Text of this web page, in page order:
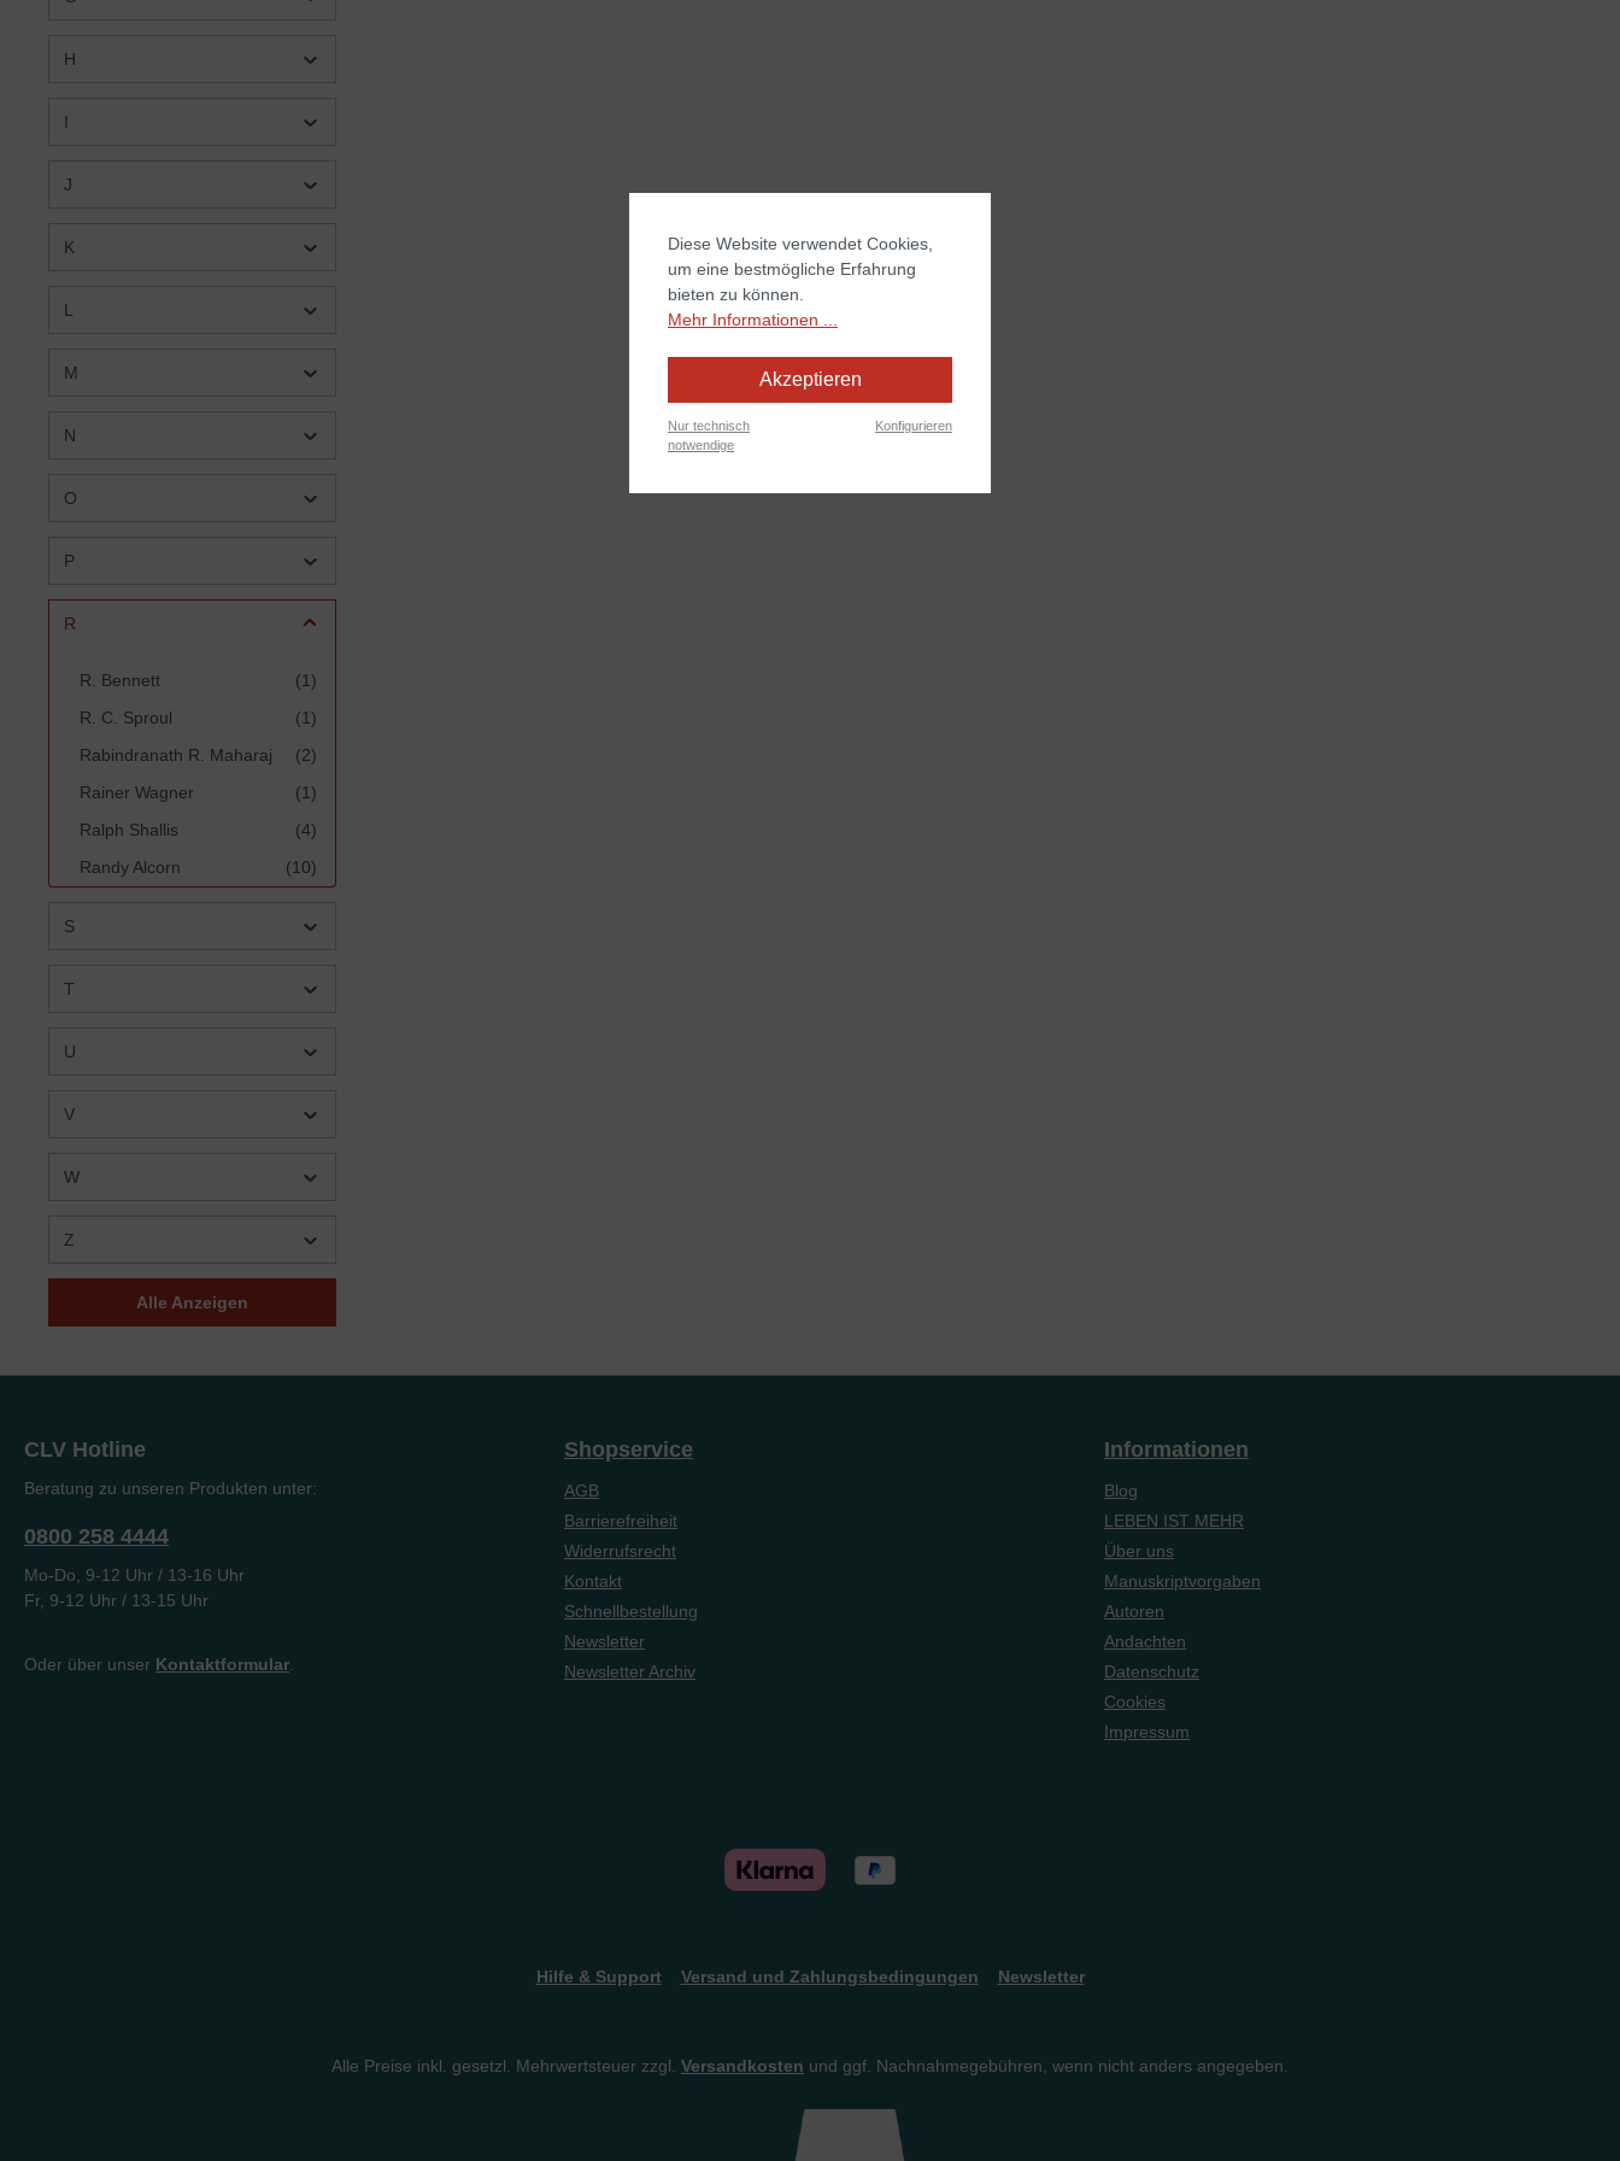
H
I
J
K
L
M
N
O
P
R
(1)
R. Bennett
(1)
R. C. Sproul
(2)
Rabindranath R. Maharaj
(1)
Rainer Wagner
(4)
Ralph Shallis
(10)
Randy Alcorn
Lynda Cohen
(3)
(15)
Roger Liebi
Roland Pasquier/Hervée
Ronald Dunn
Russell T. Hitt
Ruth Johnson
S
T
U
V
W
Z
Alle Anzeigen
CLV Hotline
Beratung zu unseren Produkten unter:
0800 258 4444
Mo-Do, 9-12 Uhr / 13-16 Uhr
Fr, 9-12 Uhr / 13-15 Uhr
Oder über unser Kontaktformular.
Shopservice
AGB
Barrierefreiheit
Widerrufsrecht
Kontakt
Schnellbestellung
Newsletter
Newsletter Archiv
Informationen
Blog
LEBEN IST MEHR
Über uns
Manuskriptvorgaben
Autoren
Andachten
Datenschutz
Cookies
Impressum
Hilfe & Support Versand und Zahlungsbedingungen Newsletter
Alle Preise inkl. gesetzl. Mehrwertsteuer zzgl. Versandkosten und ggf. Nachnahmegebühren, wenn nicht anders angegeben.
Diese Website verwendet Cookies,
um eine bestmögliche Erfahrung
bieten zu können.
Mehr Informationen ...
Akzeptieren
Nur technisch
notwendige
Konfigurieren